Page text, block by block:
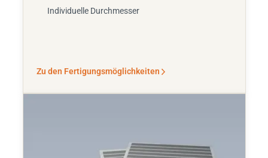
Individuelle Durchmesser
Zu den Fertigungsmöglichkeiten